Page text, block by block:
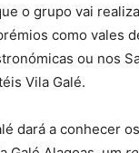
o grupo vai
como vales
ou nos
Vila Galé.
dará a conhecer